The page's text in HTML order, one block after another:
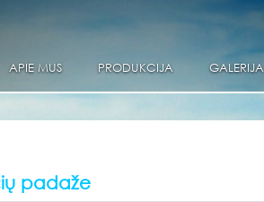
APIE MUS PRODUKCIJA GALERIJA
padaže